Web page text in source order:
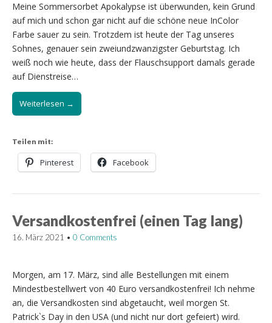
Meine Sommersorbet Apokalypse ist überwunden, kein Grund
auf mich und schon gar nicht auf die schöne neue InColor
Farbe sauer zu sein. Trotzdem ist heute der Tag unseres
Sohnes, genauer sein zweiundzwanzigster Geburtstag. Ich
weiß noch wie heute, dass der Flauschsupport damals gerade
auf Dienstreise…
Weiterlesen →
Teilen mit:
Pinterest Facebook
Versandkostenfrei (einen Tag lang)
16. März 2021 • 0 Comments
Morgen, am 17. März, sind alle Bestellungen mit einem
Mindestbestellwert von 40 Euro versandkostenfrei! Ich nehme
an, die Versandkosten sind abgetaucht, weil morgen St.
Patrick`s Day in den USA (und nicht nur dort gefeiert) wird.